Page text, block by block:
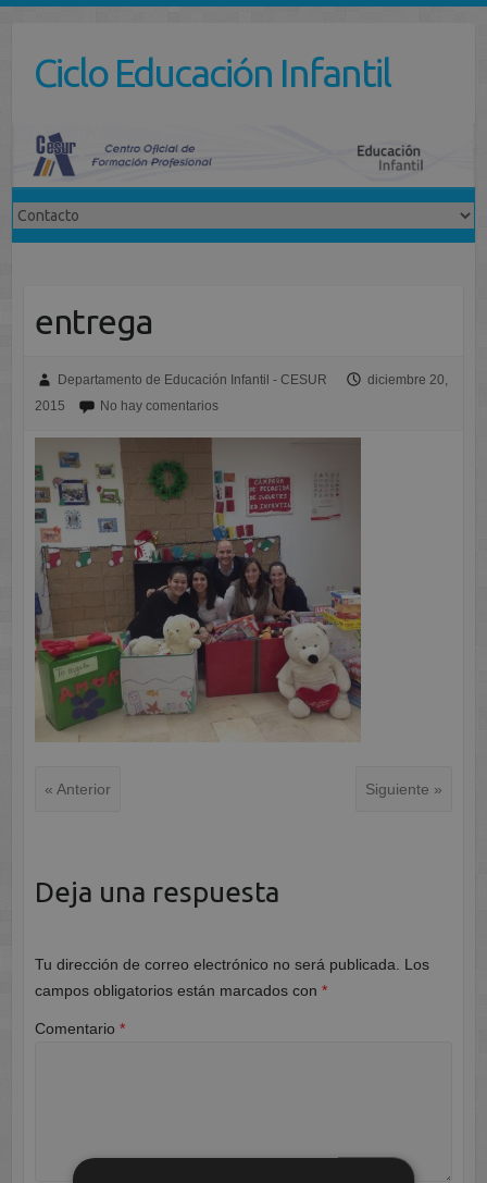
contenidoCiclo Educación Infantil
entrega
Departamento de Educación Infantil - CESUR
diciembre 20,
2015
No hay comentarios
« Anterior Siguiente »
Deja una respuesta
Tu dirección de correo electrónico no será publicada.
Los
campos obligatorios están marcados con *
Comentario *